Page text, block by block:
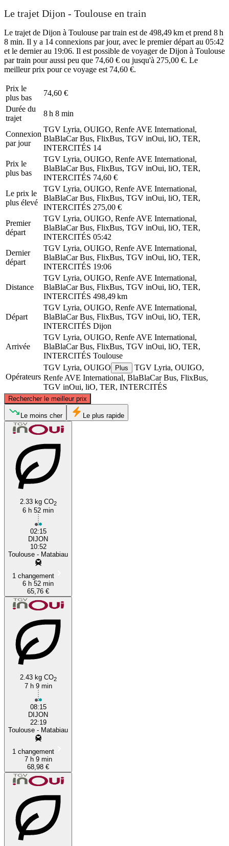
Le trajet Dijon - Toulouse en train
Le trajet de Dijon à Toulouse par train est de 498,49 km et prend 8 h
8 min. Il y a 14 connexions par jour, avec le premier départ au 05:42
et le dernier au 19:06. Il est possible de voyager de Dijon à Toulouse
par train pour aussi peu que 74,60 € ou jusqu'à 275,00 €. Le
meilleur prix pour ce voyage est 74,60 €.
Prix ​​le
plus bas
74,60 €
Durée du
trajet
8 h 8 min
Connexion
par jour
TGV Lyria, OUIGO, Renfe AVE International,
BlaBlaCar Bus, FlixBus, TGV inOui, liO, TER,
INTERCITÉS 14
Prix ​​le
plus bas
TGV Lyria, OUIGO, Renfe AVE International,
BlaBlaCar Bus, FlixBus, TGV inOui, liO, TER,
INTERCITÉS 74,60 €
Le prix le
plus élevé
TGV Lyria, OUIGO, Renfe AVE International,
BlaBlaCar Bus, FlixBus, TGV inOui, liO, TER,
INTERCITÉS 275,00 €
Premier
départ
TGV Lyria, OUIGO, Renfe AVE International,
BlaBlaCar Bus, FlixBus, TGV inOui, liO, TER,
INTERCITÉS 05:42
Dernier
départ
TGV Lyria, OUIGO, Renfe AVE International,
BlaBlaCar Bus, FlixBus, TGV inOui, liO, TER,
INTERCITÉS 19:06
Distance
TGV Lyria, OUIGO, Renfe AVE International,
BlaBlaCar Bus, FlixBus, TGV inOui, liO, TER,
INTERCITÉS 498,49 km
Départ
TGV Lyria, OUIGO, Renfe AVE International,
BlaBlaCar Bus, FlixBus, TGV inOui, liO, TER,
INTERCITÉS Dijon
Arrivée
TGV Lyria, OUIGO, Renfe AVE International,
BlaBlaCar Bus, FlixBus, TGV inOui, liO, TER,
INTERCITÉS Toulouse
Opérateurs
TGV Lyria, OUIGO Plus
TGV Lyria, OUIGO,
Renfe AVE International, BlaBlaCar Bus, FlixBus,
TGV inOui, liO, TER, INTERCITÉS
Rechercher le meilleur prix
©CARTO, ©OpenStreetMap
Le moins cher Le plus rapide
2.33 kg CO2
6 h 52 min
02:15
DIJON
10:52
Toulouse - Matabiau
1 changement
6 h 52 min
65,76 €
2.43 kg CO2
7 h 9 min
08:15
DIJON
22:19
Toulouse - Matabiau
1 changement
7 h 9 min
68,98 €